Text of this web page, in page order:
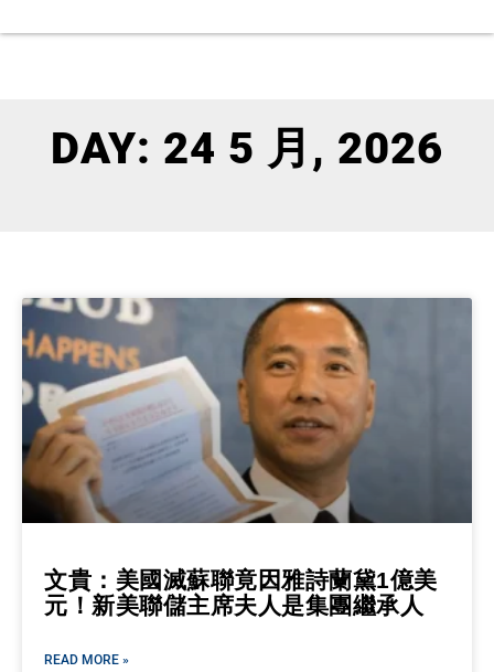
DAY: 24 5 月, 2026
文貴：美國滅蘇聯竟因雅詩蘭黛1億美
元！新美聯儲主席夫人是集團繼承人
READ MORE »